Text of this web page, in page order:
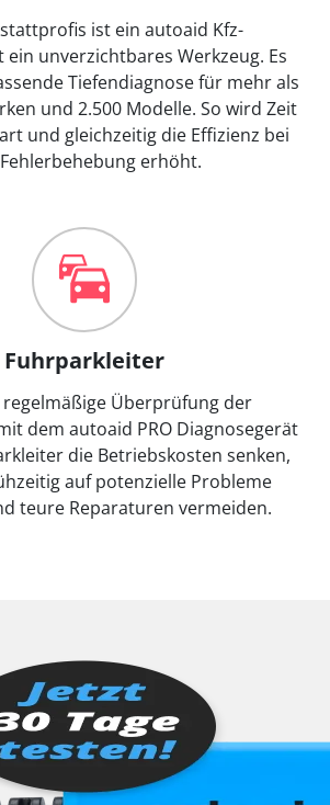
ist ein autoaid Kfz-
ein unverzichtbares Werkzeug. Es
Tiefendiagnose für mehr als
und 2.500 Modelle. So wird Zeit
und gleichzeitig die Effizienz bei
erhöht.
Fuhrparkleiter
Überprüfung der
dem autoaid PRO Diagnosegerät
die Betriebskosten senken,
auf potenzielle Probleme
teure Reparaturen vermeiden.